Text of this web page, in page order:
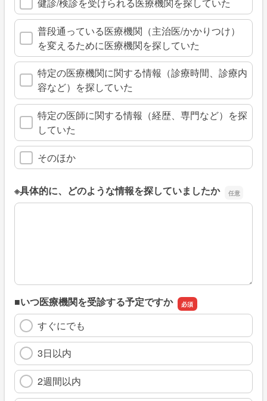
普段通っている医療機関（主治医/かかりつけ）
を変えるために医療機関を探していた
特定の医療機関に関する情報（診療時間、診療内
容など）を探していた
特定の医師に関する情報（経歴、専門など）を探
していた
そのほか
※具体的に、どのような情報を探していましたか
※具体的に、どのような情報を探していましたか
■いつ医療機関を受診する予定ですか
すぐにでも
3日以内
2週間以内